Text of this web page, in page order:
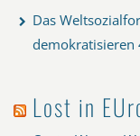
Das
demokratisieren
Lost in